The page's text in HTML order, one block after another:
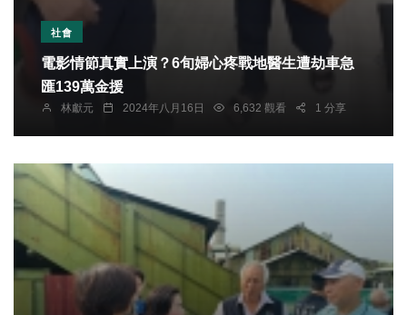
社會
電影情節真實上演？6旬婦心疼戰地醫生遭劫車急
匯139萬金援
林獻元 2024年八月16日 6,632 觀看 1 分享